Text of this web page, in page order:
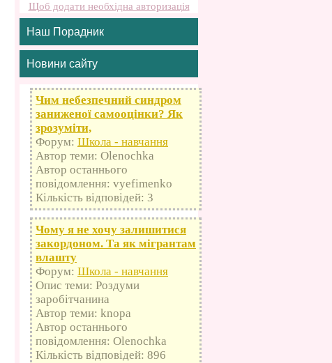
Щоб додати необхідна авторизація
Наш Порадник
Новини сайту
Чим небезпечний синдром
заниженої самооцінки? Як
зрозуміти,
Форум: Школа - навчання
Автор теми: Olenochka
Автор останнього
повідомлення: vyefimenko
Кількість відповідей: 3
Чому я не хочу залишитися
закордоном. Та як мігрантам
влашту
Форум: Школа - навчання
Опис теми: Роздуми
заробітчанина
Автор теми: knopa
Автор останнього
повідомлення: Olenochka
Кількість відповідей: 896